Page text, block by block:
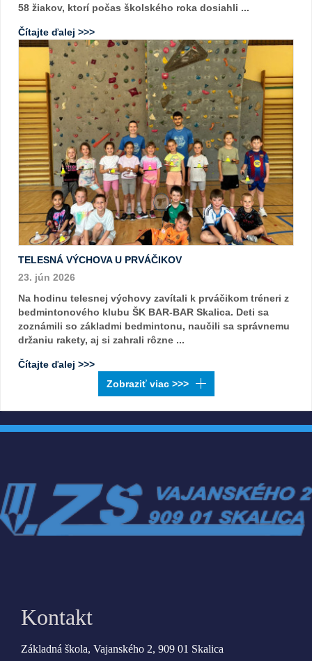
58 žiakov, ktorí počas školského roka dosiahli ...
Čítajte ďalej >>>
TELESNÁ VÝCHOVA U PRVÁČIKOV
23. jún 2026
Na hodinu telesnej výchovy zavítali k prváčikom tréneri z
bedmintonového klubu ŠK BAR-BAR Skalica. Deti sa
zoznámili so základmi bedmintonu, naučili sa správnemu
držaniu rakety, aj si zahrali rôzne ...
Čítajte ďalej >>>
Kontakt
Základná škola, Vajanského 2, 909 01 Skalica